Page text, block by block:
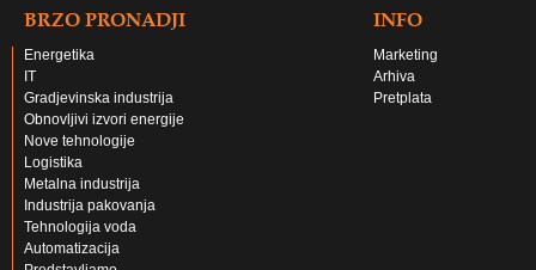
BRZO PRONADJI
Energetika
IT
Gradjevinska industrija
Obnovljivi izvori energije
Nove tehnologije
Logistika
Metalna industrija
Industrija pakovanja
Tehnologija voda
Automatizacija
INFO
Marketing
Arhiva
Pretplata